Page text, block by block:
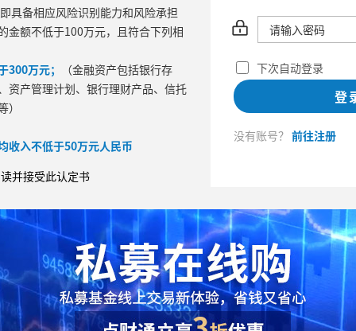
最大回撤
波
具备相应风险识别能力和风险承担
金额不低于100万元，且符合下列相
300万元；
（金融资产包括银行存
资产管理计划、银行理财产品、信托
收入不低于50万元人民币
并接受此认定书
下次自动登录
登
没有账号？ 前往注册